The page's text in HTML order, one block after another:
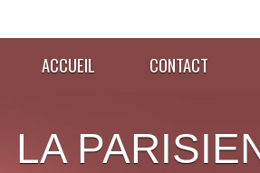
ACCUEIL CONTACT
LA